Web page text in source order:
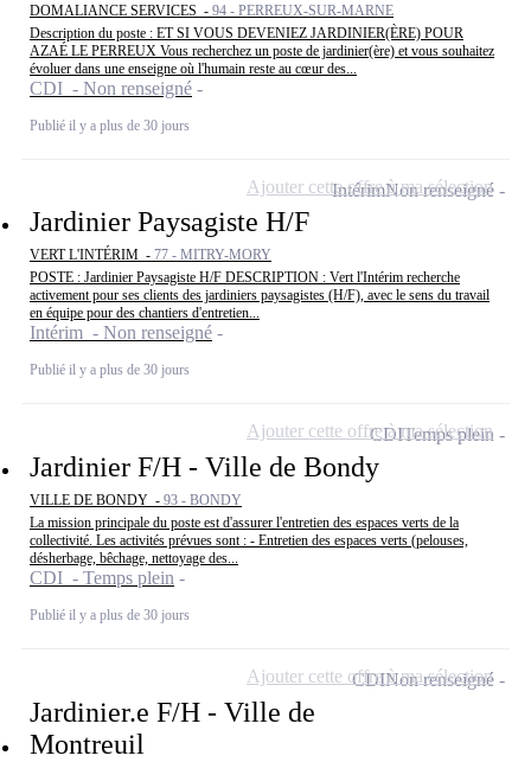
DOMALIANCE SERVICES - 94 - PERREUX-SUR-MARNE
Description du poste : ET SI VOUS DEVENIEZ JARDINIER(ÈRE) POUR
AZAÉ LE PERREUX Vous recherchez un poste de jardinier(ère) et vous souhaitez
évoluer dans une enseigne où l'humain reste au cœur des...
CDI - Non renseigné
Publié il y a plus de 30 jours
Jardinier Paysagiste H/F
VERT L'INTÉRIM - 77 - MITRY-MORY
POSTE : Jardinier Paysagiste H/F DESCRIPTION : Vert l'Intérim recherche
activement pour ses clients des jardiniers paysagistes (H/F), avec le sens du travail
en équipe pour des chantiers d'entretien...
Intérim - Non renseigné
Publié il y a plus de 30 jours
IntérimNon renseigné
Ajouter cette offre à ma sélection
Jardinier F/H - Ville de Bondy
VILLE DE BONDY - 93 - BONDY
La mission principale du poste est d'assurer l'entretien des espaces verts de la
collectivité. Les activités prévues sont : - Entretien des espaces verts (pelouses,
désherbage, bêchage, nettoyage des...
CDI - Temps plein
Publié il y a plus de 30 jours
CDITemps plein
Ajouter cette offre à ma sélection
Jardinier.e F/H - Ville de
Montreuil
CDINon renseigné
Ajouter cette offre à ma sélection